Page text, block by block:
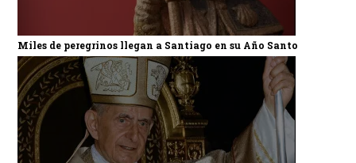
Miles de peregrinos llegan a Santiago en su Año Santo